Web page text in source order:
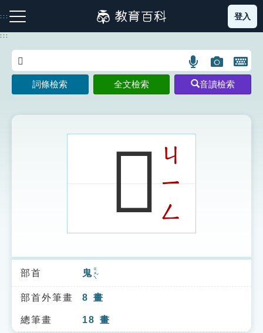
到
主
:::
注音索引圖示 筆畫索引圖示 部首索引表圖示
索引選單
知識索引
單字索引
登入
:::
語
言
搜
示
圖
片
搜
開
鍵
圖
詞條檢索 全文檢索 音讀檢索
𩳯 ㄐ
ㄧ
ㄥ
部首 鬼ㄍㄨㄟˇ
部首外筆畫 8 畫
總筆畫 18 畫